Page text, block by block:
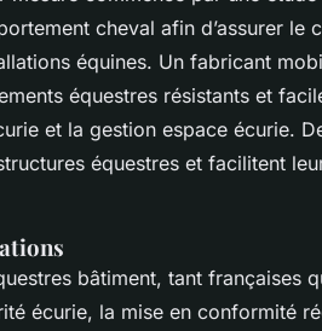
cheval afin d’assurer le
équines. Un fabricant
équestres résistants et
et la gestion espace écurie.
équestres et facilitent
bâtiment, tant françaises
écurie, la mise en conformité